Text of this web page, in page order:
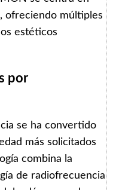
ofreciendo múltiples
estéticos
por
se ha convertido
más solicitados
combina la
de radiofrecuencia